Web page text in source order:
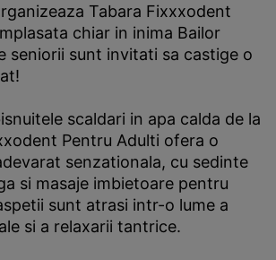
Tabara Fixxxodent
chiar in inima Bailor
seniorii sunt invitati sa castige o
scaldari in apa calda de la
Pentru Adulti ofera o
senzationala, cu sedinte
si masaje imbietoare pentru
sunt atrasi intr-o lume a
si a relaxarii tantrice.